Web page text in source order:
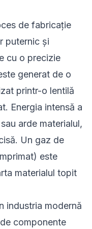
de fabricație
puternic și
cu o precizie
generat de o
printr-o lentilă
Energia intensă a
arde materialul,
Un gaz de
este
materialul topit
industria modernă
componente